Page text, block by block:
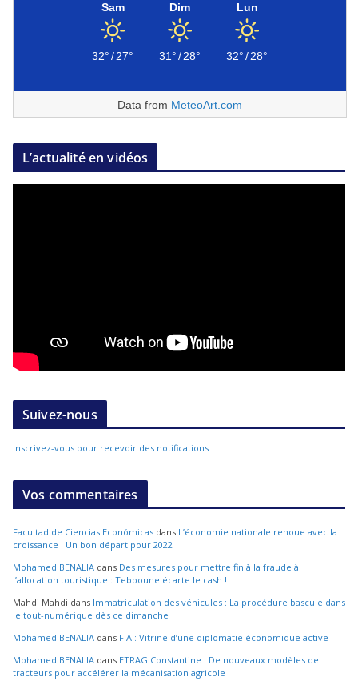
Sam
32°/27°
Dim
31°/28°
Lun
32°/28°
Data from MeteoArt.com
L’actualité en vidéos
Suivez-nous
Inscrivez-vous pour recevoir des notifications
Vos commentaires
Facultad de Ciencias Económicas dans L’économie nationale renoue avec la
croissance : Un bon départ pour 2022
Mohamed BENALIA dans Des mesures pour mettre fin à la fraude à
l’allocation touristique : Tebboune écarte le cash !
Mahdi Mahdi dans Immatriculation des véhicules : La procédure bascule dans
le tout-numérique dès ce dimanche
Mohamed BENALIA dans FIA : Vitrine d’une diplomatie économique active
Mohamed BENALIA dans ETRAG Constantine : De nouveaux modèles de
tracteurs pour accélérer la mécanisation agricole